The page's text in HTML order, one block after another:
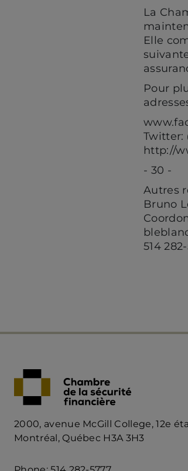
La
Elle
Pour
Twitter:
http://
- 30 -
Autres
Bruno
514
2000, avenue McGill College, 12e
Montréal, Québec H3A 3H3